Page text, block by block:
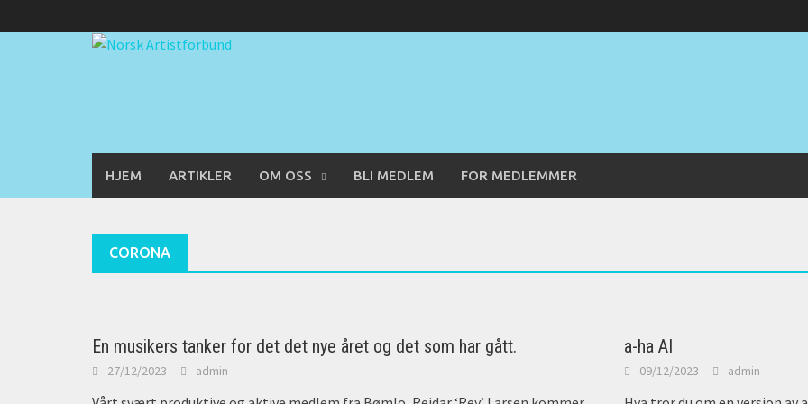
to
HJEM ARTIKLER OM OSS BLI MEDLEM FOR MEDLEMMER
CORONA
En musikers tanker for det det nye året og det som har gått.
27/12/2023 admin
a-ha AI
09/12/2023 admin